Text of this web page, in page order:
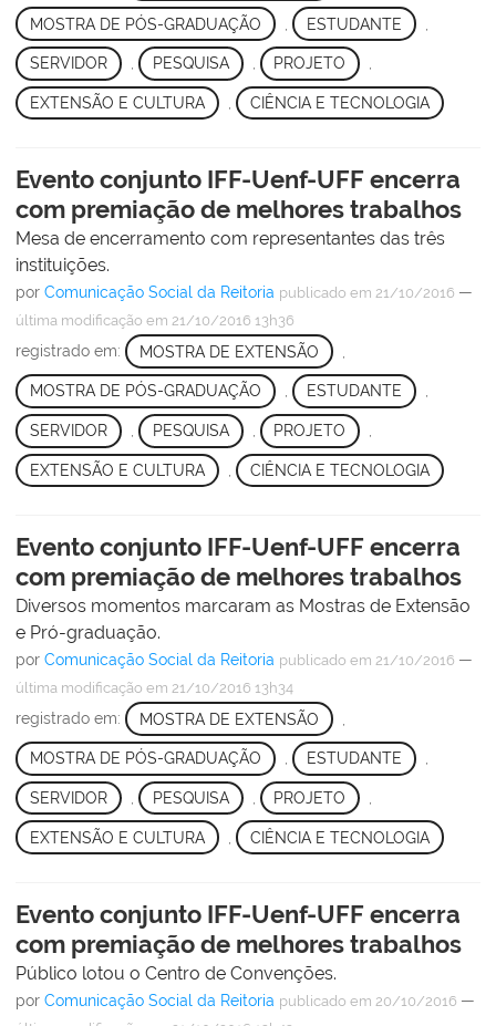
MOSTRA DE PÓS-GRADUAÇÃO ESTUDANTE
SERVIDOR , PESQUISA , PROJETO ,
EXTENSÃO E CULTURA CIÊNCIA E TECNOLOGIA
Evento conjunto IFF-Uenf-UFF encerra
com premiação de melhores trabalhos
Mesa de encerramento com representantes das três
instituições.
por Comunicação Social da Reitoria publicado em 21/10/2016 —
última modificação em 21/10/2016 13h36
registrado em: MOSTRA DE EXTENSÃO
MOSTRA DE PÓS-GRADUAÇÃO , ESTUDANTE ,
SERVIDOR PESQUISA PROJETO
EXTENSÃO E CULTURA CIÊNCIA E TECNOLOGIA
Evento conjunto IFF-Uenf-UFF encerra
com premiação de melhores trabalhos
Diversos momentos marcaram as Mostras de Extensão
e Pró-graduação.
por Comunicação Social da Reitoria publicado em 21/10/2016 —
última modificação em 21/10/2016 13h34
registrado em: MOSTRA DE EXTENSÃO
MOSTRA DE PÓS-GRADUAÇÃO , ESTUDANTE ,
SERVIDOR PESQUISA PROJETO
EXTENSÃO E CULTURA CIÊNCIA E TECNOLOGIA
Evento conjunto IFF-Uenf-UFF encerra
com premiação de melhores trabalhos
Público lotou o Centro de Convenções.
por Comunicação Social da Reitoria publicado em 20/10/2016 —